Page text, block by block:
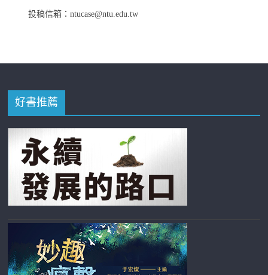
投稿信箱：ntucase@ntu.edu.tw
好書推薦